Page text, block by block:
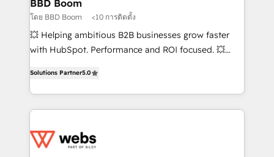
End Revenue Acceleration • Lifecycle marketing and
pipeline growth programs • Sales enablement tools
and CRM optimization • Retention strategies with
Execution • 750+ onboardings and 2,000+
implementations • Deep expertise across marketing,
BBD Boom
โดย BBD Boom <10 การติดตั้ง
💥 Helping ambitious B2B businesses grow faster
with HubSpot. Performance and ROI focused. 💥
to HubSpot Better. We work with your teams to
solve all your HubSpot challenges and improve user
adoption, sales process and marketing results.
the first time 🔧 Designing and optimising your
Solutions Partner5.0